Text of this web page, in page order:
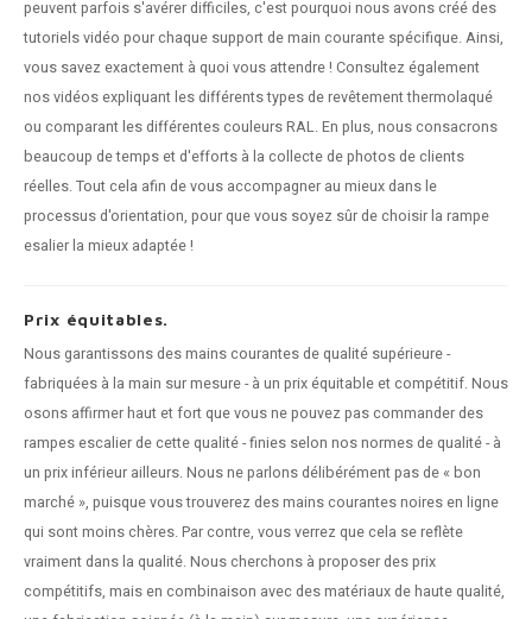
peuvent parfois s'avérer difficiles, c'est pourquoi nous avons créé des
tutoriels vidéo pour chaque support de main courante spécifique. Ainsi,
vous savez exactement à quoi vous attendre ! Consultez également
nos vidéos expliquant les différents types de revêtement thermolaqué
ou comparant les différentes couleurs RAL. En plus, nous consacrons
beaucoup de temps et d'efforts à la collecte de photos de clients
réelles. Tout cela afin de vous accompagner au mieux dans le
processus d'orientation, pour que vous soyez sûr de choisir la rampe
esalier la mieux adaptée !
Prix équitables.
Nous garantissons des mains courantes de qualité supérieure -
fabriquées à la main sur mesure - à un prix équitable et compétitif. Nous
osons affirmer haut et fort que vous ne pouvez pas commander des
rampes escalier de cette qualité - finies selon nos normes de qualité - à
un prix inférieur ailleurs. Nous ne parlons délibérément pas de « bon
marché », puisque vous trouverez des mains courantes noires en ligne
qui sont moins chères. Par contre, vous verrez que cela se reflète
vraiment dans la qualité. Nous cherchons à proposer des prix
compétitifs, mais en combinaison avec des matériaux de haute qualité,